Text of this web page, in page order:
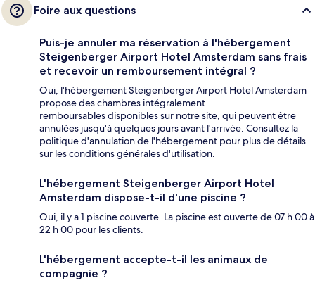
Foire aux questions
Puis-je annuler ma réservation à l'hébergement
Steigenberger Airport Hotel Amsterdam sans frais
et recevoir un remboursement intégral ?
Oui, l'hébergement Steigenberger Airport Hotel Amsterdam
propose des chambres intégralement
remboursables disponibles sur notre site, qui peuvent être
annulées jusqu'à quelques jours avant l'arrivée. Consultez la
politique d'annulation de l'hébergement pour plus de détails
sur les conditions générales d'utilisation.
L'hébergement Steigenberger Airport Hotel
Amsterdam dispose-t-il d'une piscine ?
Oui, il y a 1 piscine couverte. La piscine est ouverte de 07 h 00 à
22 h 00 pour les clients.
L'hébergement accepte-t-il les animaux de
compagnie ?